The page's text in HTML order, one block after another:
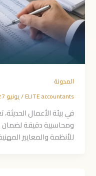
المدونة
ELITE accountants
/يونيو 27, 2026
في بيئة الأعمال
ومحاسبية دقيقة لضمان
للأنظمة والمعايير